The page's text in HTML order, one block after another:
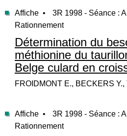
Affiche •
3R 1998 - Séance :
Rationnement
Détermination du
méthionine du
Belge culard en
FROIDMONT E., BECKERS Y.,
Affiche •
3R 1998 - Séance :
Rationnement